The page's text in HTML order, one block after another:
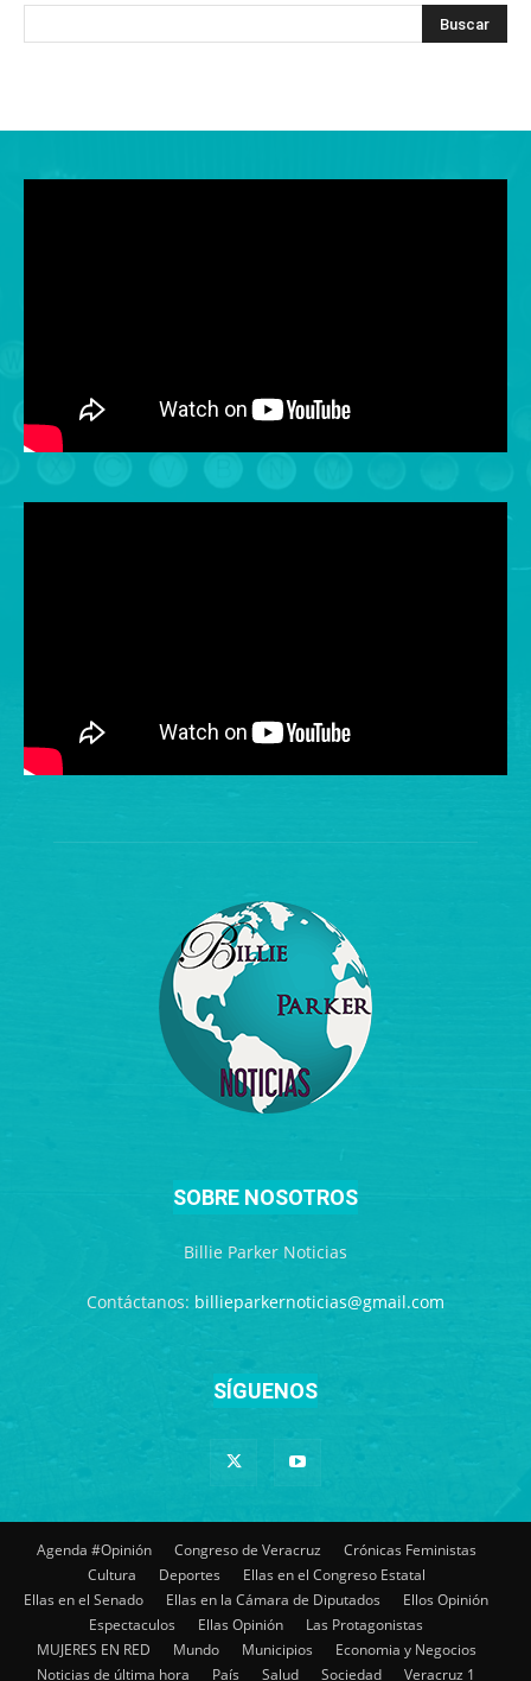
SOBRE NOSOTROS
Billie Parker Noticias
Contáctanos: billieparkernoticias@gmail.com
SÍGUENOS
Agenda #Opinión Congreso de Veracruz
Crónicas Feministas
Cultura
Deportes
Ellas en el Congreso Estatal
Ellas en el Senado
Ellas en la Cámara de Diputados
Ellos Opinión
Espectaculos
Ellas Opinión
Las Protagonistas
MUJERES EN RED
Mundo Municipios
Economia y Negocios
Noticias de última hora
País Salud Sociedad Veracruz 1